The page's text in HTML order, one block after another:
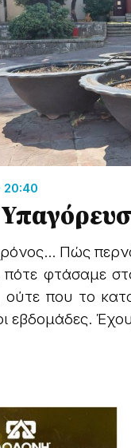
20:40
Πώς
πότε φτάσαμε
που το
εβδομάδες.